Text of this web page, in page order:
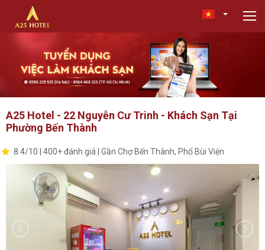
A25 Hotel - 22 Nguyễn Cư Trinh - Khách Sạn Tại
Phường Bến Thành
8.4/10 | 400+ đánh giá | Gần Chợ Bến Thành, Phố Bùi Viện